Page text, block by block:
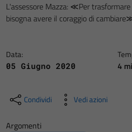
L'assessore Mazza: ≪Per
bisogna avere il coraggio di
Data:
05 Giugno 2020 4
Condividi Vedi azioni
Argomenti